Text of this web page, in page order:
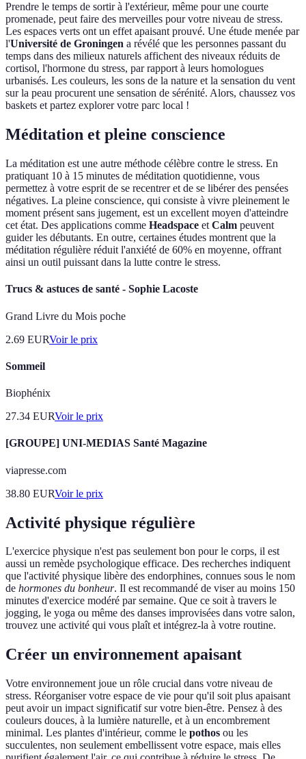
Prendre le temps de sortir à l'extérieur, même pour une courte
promenade, peut faire des merveilles pour votre niveau de stress.
Les espaces verts ont un effet apaisant prouvé. Une étude menée par
l'Université de Groningen a révélé que les personnes passant du
temps dans des milieux naturels affichent des niveaux réduits de
cortisol, l'hormone du stress, par rapport à leurs homologues
urbanisés. Les couleurs, les sons de la nature et la sensation du vent
sur la peau procurent une sensation de sérénité. Alors, chaussez vos
baskets et partez explorer votre parc local !
Méditation et pleine conscience
La méditation est une autre méthode célèbre contre le stress. En
pratiquant 10 à 15 minutes de méditation quotidienne, vous
permettez à votre esprit de se recentrer et de se libérer des pensées
négatives. La pleine conscience, qui consiste à vivre pleinement le
moment présent sans jugement, est un excellent moyen d'atteindre
cet état. Des applications comme Headspace et Calm peuvent
guider les débutants. En outre, certaines études montrent que la
méditation régulière réduit l'anxiété de 60% en moyenne, offrant
ainsi un outil puissant dans la lutte contre le stress.
Trucs & astuces de santé - Sophie Lacoste
Grand Livre du Mois poche
2.69 EURVoir le prix
Sommeil
Biophénix
27.34 EURVoir le prix
[GROUPE] UNI-MEDIAS Santé Magazine
viapresse.com
38.80 EURVoir le prix
Activité physique régulière
L'exercice physique n'est pas seulement bon pour le corps, il est
aussi un remède psychologique efficace. Des recherches indiquent
que l'activité physique libère des endorphines, connues sous le nom
de hormones du bonheur. Il est recommandé de viser au moins 150
minutes d'exercice modéré par semaine. Que ce soit à travers le
jogging, le yoga ou même des danses improvisées dans votre salon,
trouvez une activité qui vous plaît et intégrez-la à votre routine.
Créer un environnement apaisant
Votre environnement joue un rôle crucial dans votre niveau de
stress. Réorganiser votre espace de vie pour qu'il soit plus apaisant
peut avoir un impact significatif sur votre bien-être. Pensez à des
couleurs douces, à la lumière naturelle, et à un encombrement
minimal. Les plantes d'intérieur, comme le pothos ou les
succulentes, non seulement embellissent votre espace, mais elles